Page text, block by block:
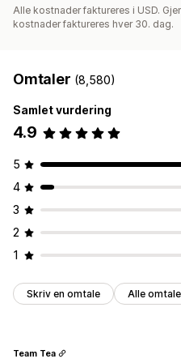
API-er og webhooker
Alle kostnader faktureres i USD.
kostnader faktureres hver 30. dag.
Omtaler (8,580)
Samlet vurdering
4.9
5
4
3
2
1
Skriv en omtale Alle
Team Tea